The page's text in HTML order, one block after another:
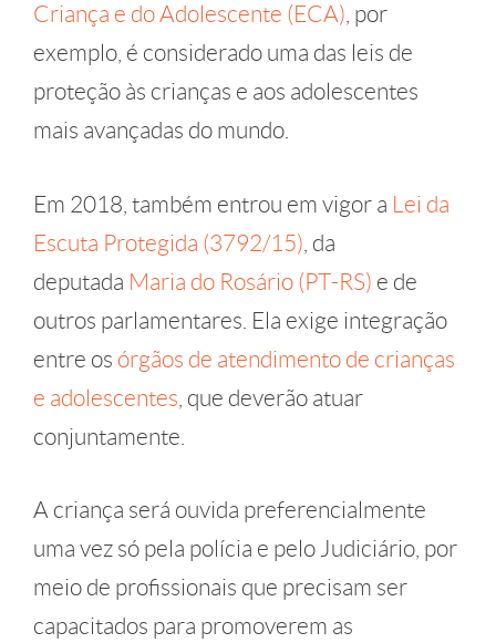
Criança e do Adolescente (ECA) , por
exemplo, é considerado uma das leis de
proteção às crianças e aos adolescentes
mais avançadas do mundo.
Em 2018, também entrou em vigor a Lei da
Escuta Protegida (3792/15) , da
deputada Maria do Rosário (PT-RS) e de
outros parlamentares. Ela exige integração
entre os órgãos de atendimento de crianças
e adolescentes , que deverão atuar
conjuntamente.
A criança será ouvida preferencialmente
uma vez só pela polícia e pelo Judiciário, por
meio de profissionais que precisam ser
capacitados para promoverem as